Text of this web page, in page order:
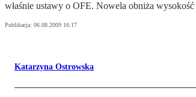
właśnie ustawy o OFE. Nowela obniża
Publikacja: 06.08.2009 16:17
Katarzyna Ostrowska